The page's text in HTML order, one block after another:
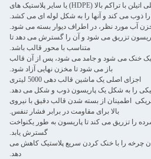
1• اکستروژن پاریسون ️ دستگاه پلی اتیلن با تراکم بالا (HDPE) یا سایر پلاستیک های
ذوب می کند و آنها را به شکل لوله ای می کشد.
تزریق می شود و آن را گسترش می دهد تا
متناسب با محور قالب باشد.
خنک می شود و جامد می شود، پس از آن قالب
باز می شود تا مخزن نهایی آزاد شود.
اجزای اصلی یک ماشین قالب دهی 5000 لیتری
اطمینان از بسته شدن قالب دقیق با نیروی
بالا برای مقاومت در برابر فشار تنفس.
را تزریق می کند تا پاریسون به طور یکنواخت
گسترش یابد.
چرخه را با خنک کردن سریع پلاستیک کاهش می
دهد.